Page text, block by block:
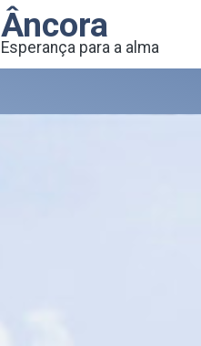
Âncora
Esperança para a alma